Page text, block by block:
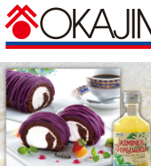
新着情報
イベント
チラシ・カタログ